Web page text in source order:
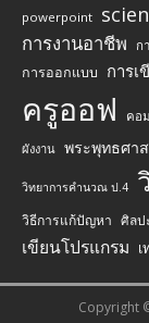
powerpoint
การงานอาชีพ
ก
การออกแบบ การ
ครูออฟ คอ
ผังงาน พระพุทธศา
วิทยาการคำนวณ ป.4
วิธีการแก้ปัญหา ศิลป
เขียนโปรแกรม
Copyright